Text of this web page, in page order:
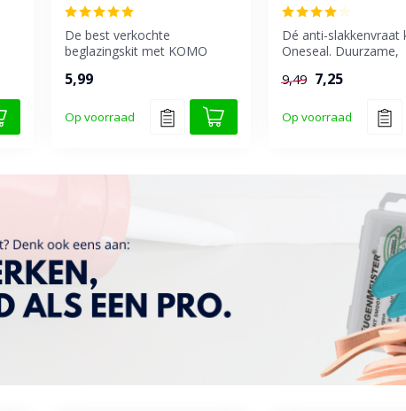
De best verkochte
beglazingskit met KOMO
5,99
Op voorraad
Dé anti-slakkenvraat
Oneseal. Duurzame,
voor...
9,49 7,25
Op voorraad